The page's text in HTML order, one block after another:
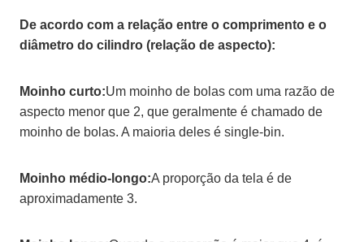
De acordo com a relação entre o comprimento e o
diâmetro do cilindro (relação de aspecto):
Moinho curto:Um moinho de bolas com uma razão de
aspecto menor que 2, que geralmente é chamado de
moinho de bolas. A maioria deles é single-bin.
Moinho médio-longo:A proporção da tela é de
aproximadamente 3.